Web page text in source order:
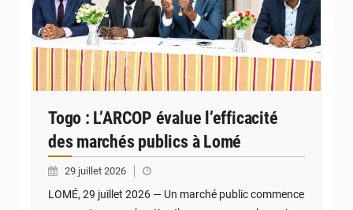
Togo : L’ARCOP évalue l’efficacité
des marchés publics à Lomé
29 juillet 2026
LOMÉ, 29 juillet 2026 — Un marché public commence